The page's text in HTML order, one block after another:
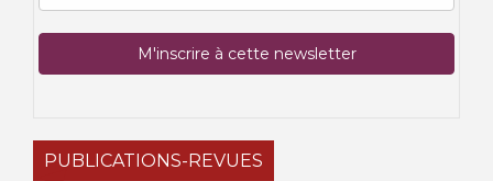
PUBLICATIONS-REVUES